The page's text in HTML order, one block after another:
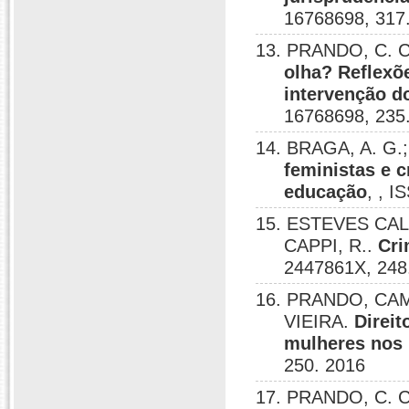
16768698,
13. PRANDO, C.
olha?
intervenção
16768698,
14. BRAGA, A.
feministas e
educação, ,
15. ESTEVES
CAPPI, R..
2447861X,
16. PRANDO,
VIEIRA.
mulheres nos
250. 2016
17. PRANDO, C.